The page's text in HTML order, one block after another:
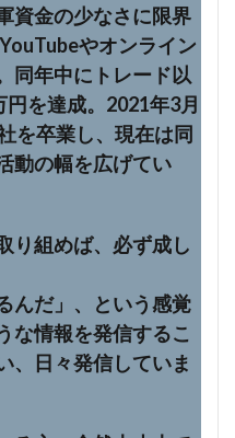
資金の少なさに限界
やオンライン
同年中にトレード以
を達成。2021年3月
を卒業し、現在は同
動の幅を広げてい
り組めば、必ず成し
んだ」、という感覚
な情報を発信するこ
、日々発信していま